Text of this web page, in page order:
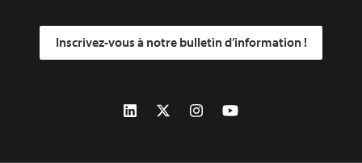
Inscrivez-vous à notre bulletin d’information !